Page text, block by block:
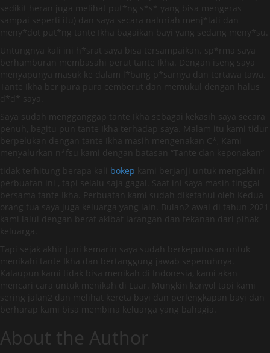
sedikit heran juga melihat put*ng s*s* yang bisa mengeras
sampai seperti itu) dan saya secara naluriah menj*lati dan
meny*dot put*ng tante Ikha bagaikan bayi yang sedang meny*su.
Untungnya kali ini h*srat saya bisa tersampaikan. sp*rma saya
berhamburan membasahi perut tante Ikha. Dengan iseng saya
menyapunya masuk ke dalam l*bang p*sarnya dan tertawa tawa.
Tante Ikha ber pura pura cemberut dan memukul dengan halus
d*d* saya.
Saya sudah mengganggap tante Ikha sebagai kekasih saya secara
penuh, begitu pun tante Ikha terhadap saya. Malam itu kami tidur
berpelukan dengan tante Ikha masih mengenakan C*, Kami
menyalurkan n*fsu kami dengan batasan “Tante dan keponakan”
tidak terhitung berapa kali bokep kami berjanji untuk mengakhiri
perbuatan ini , tapi selalu saja gagal. Saat ini saya masih tinggal
bersama tante Ikha. Perbuatan kami sudah diketahui oleh Kedua
orang tua saya juga keluarga yang lain. Bulan2 awal di tahun 2021
kami lalui dengan berat akibat larangan dan tekanan dari pihak
keluarga.
Tapi sejak akhir Juni kemarin saya sudah berkeputusan untuk
menikahi tante Ikha dan bertanggung jawab sepenuhnya.
Kalaupun kami tidak bisa menikah di Indonesia, kami akan
mencari cara untuk menikah di Luar. Mungkin konyol tapi kami
sering jalan2 dan melihat kereta bayi dan perlengkapan bayi dan
berharap kami bisa membina keluarga yang bahagia.
About the Author